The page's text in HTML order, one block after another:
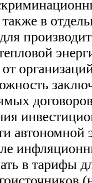
в
автономной
в тарифы